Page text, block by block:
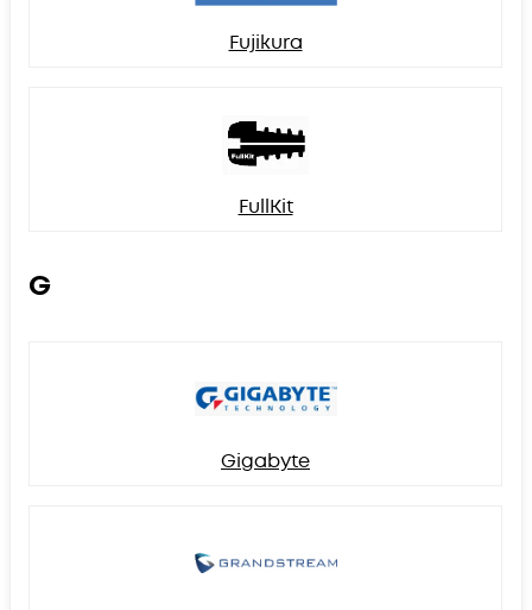
Fujikura
FullKit
G
Gigabyte